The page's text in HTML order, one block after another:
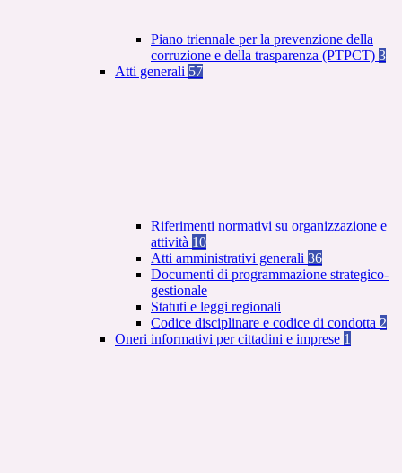
Piano triennale per la prevenzione della
corruzione e della trasparenza (PTPCT) 3
Atti generali 57
Riferimenti normativi su organizzazione e
attività 10
Atti amministrativi generali 36
Documenti di programmazione strategico-
gestionale
Statuti e leggi regionali
Codice disciplinare e codice di condotta 2
Oneri informativi per cittadini e imprese 1